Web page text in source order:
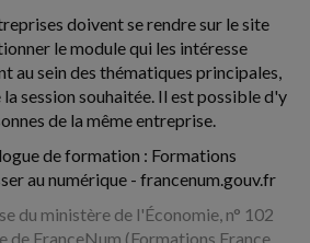
doivent se rendre sur le site
le module qui les intéresse
au sein des thématiques principales,
session souhaitée. Il est possible d'y
de la même entreprise.
de formation : Formations
au numérique - francenum.gouv.fr
du ministère de l'Économie, n° 102
de FranceNum (Formations France